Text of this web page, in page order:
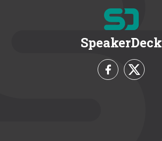
SpeakerDeck